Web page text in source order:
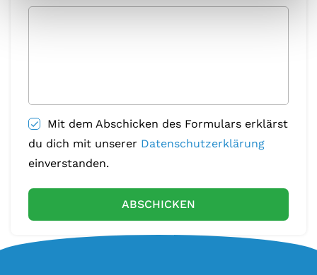
Mit dem Abschicken des Formulars erklärst
du dich mit unserer Datenschutzerklärung
einverstanden.
ABSCHICKEN